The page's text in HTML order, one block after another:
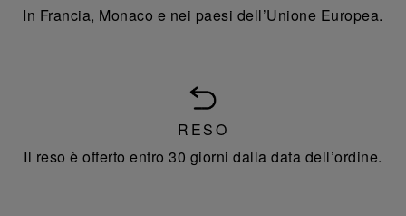
In Francia, Monaco e nei paesi dell’Unione Europea.
RESO
Il reso è offerto entro 30 giorni dalla data dell’ordine.